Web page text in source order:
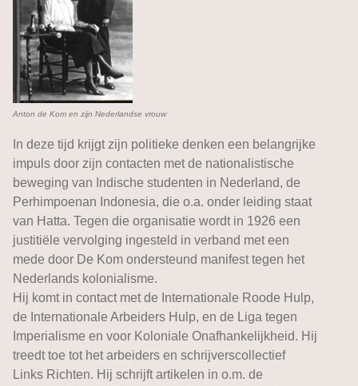
Anton de Kom en zijn Nederlandse vrouw
In deze tijd krijgt zijn politieke denken een belangrijke
impuls door zijn contacten met de nationalistische
beweging van Indische studenten in Nederland, de
Perhimpoenan Indonesia, die o.a. onder leiding staat
van Hatta. Tegen die organisatie wordt in 1926 een
justitiële vervolging ingesteld in verband met een
mede door De Kom ondersteund manifest tegen het
Nederlands kolonialisme.
Hij komt in contact met de Internationale Roode Hulp,
de Internationale Arbeiders Hulp, en de Liga tegen
Imperialisme en voor Koloniale Onafhankelijkheid. Hij
treedt toe tot het arbeiders en schrijverscollectief
Links Richten. Hij schrijft artikelen in o.m. de